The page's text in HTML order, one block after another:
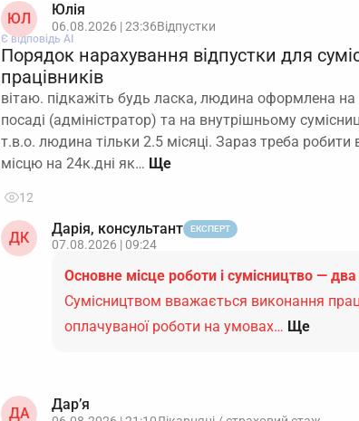
ЮЛ
Юлія
06.08.2026 | 23:36Відпустки
Є відповідь АІ
Порядок нарахування відпустки для
працівників
вітаю. підкажіть будь ласка, людина оформлена на
посаді (адміністратор) та на внутрішньому
т.в.о. людина тільки 2.5 місяці. Зараз треба
місцю на 24к.дні як…
12
ДК
Дарія, консультант ЕКСПЕРТ
07.08.2026 | 09:24
Основне місце роботи і сумісництво —
Сумісництвом вважається виконання
оплачуваної роботи на умовах… Ще
ДА
Дар’я